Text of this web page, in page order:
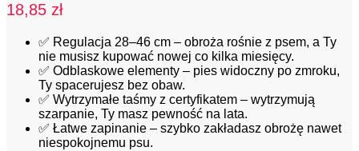
18,85 zł
✅ Regulacja 28–46 cm – obroża rośnie z psem, a Ty
nie musisz kupować nowej co kilka miesięcy.
✅ Odblaskowe elementy – pies widoczny po zmroku,
Ty spacerujesz bez obaw.
✅ Wytrzymałe taśmy z certyfikatem – wytrzymują
szarpanie, Ty masz pewność na lata.
✅ Łatwe zapinanie – szybko zakładasz obrożę nawet
niespokojnemu psu.